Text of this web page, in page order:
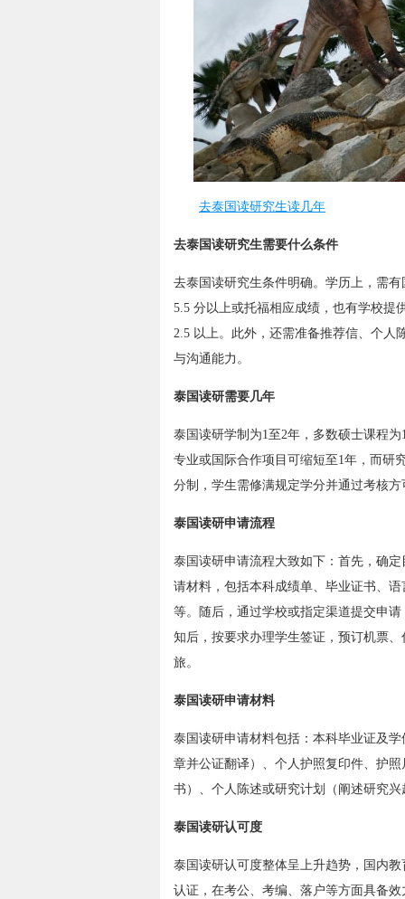
去泰国读研究生读几年
去泰国读研究生需要什么条件
去泰国读研究生条件明确。学历上，需
5.5 分以上或托福相应成绩，也有学校提
2.5 以上。此外，还需准备推荐信、个人
与沟通能力。
泰国读研需要几年
泰国读研学制为1至2年，多数硕士课程
专业或国际合作项目可缩短至1年，而研
分制，学生需修满规定学分并通过考核方
泰国读研申请流程
泰国读研申请流程大致如下：首先，确
请材料，包括本科成绩单、毕业证书、
等。随后，通过学校或指定渠道提交申
知后，按要求办理学生签证，预订机票
旅。
泰国读研申请材料
泰国读研申请材料包括：本科毕业证及
章并公证翻译）、个人护照复印件、护
书）、个人陈述或研究计划（阐述研究
泰国读研认可度
泰国读研认可度整体呈上升趋势，国内
认证，在考公、考编、落户等方面具备